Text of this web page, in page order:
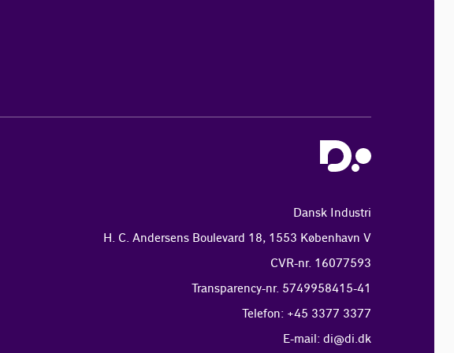
Dansk Industri
H. C. Andersens Boulevard 18, 1553 København V
CVR-nr. 16077593
Transparency-nr. 5749958415-41
Telefon: +45 3377 3377
E-mail: di@di.dk